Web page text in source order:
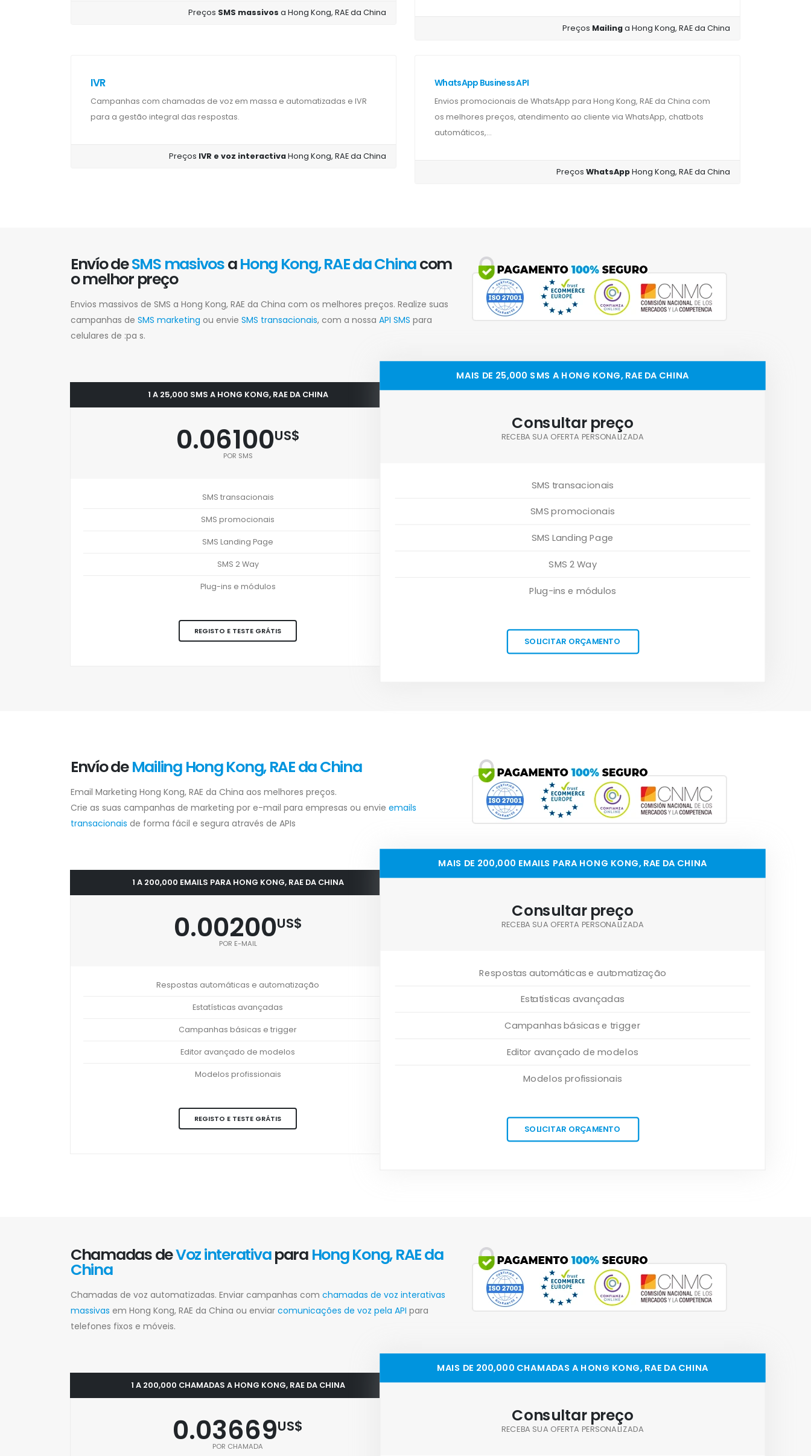
Preços SMS massivosa Hong Kong, RAE da China
Preços Mailinga Hong Kong, RAE da China
IVR
Campanhas com chamadas de voz em massa e automatizadas e IVR
para a gestão integral das respostas.
Preços IVR e voz interactivaHong Kong, RAE da China
WhatsApp Business API
Envios promocionais de WhatsApp para Hong Kong, RAE da China com
os melhores preços, atendimento ao cliente via WhatsApp, chatbots
automáticos,...
PreçosWhatsAppHong Kong, RAE da China
Envío deSMS masivosaHong Kong, RAE da Chinacom
o melhor preço
Envios massivos de SMS a Hong Kong, RAE da China com os melhores preços. Realize suas
campanhas de SMS marketing ou envie SMS transacionais, com a nossa API SMS para
celulares de :pa s.
1 A 25,000 SMS A HONG KONG, RAE DA CHINA
0.06100US$
POR SMS
SMS transacionais
SMS promocionais
SMS Landing Page
SMS 2 Way
Plug-ins e módulos
REGISTO E TESTE GRÁTIS
MAIS DE 25,000 SMS A HONG KONG, RAE DA CHINA
Consultar preço
RECEBA SUA OFERTA PERSONALIZADA
SMS transacionais
SMS promocionais
SMS Landing Page
SMS 2 Way
Plug-ins e módulos
SOLICITAR ORÇAMENTO
Envío deMailing Hong Kong, RAE da China
Email Marketing Hong Kong, RAE da China aos melhores preços.
Crie as suas campanhas de marketing por e-mail para empresas ou envie emails
transacionais de forma fácil e segura através de APIs
1 A 200,000 EMAILS PARA HONG KONG, RAE DA CHINA
0.00200US$
POR E-MAIL
Respostas automáticas e automatização
Estatísticas avançadas
Campanhas básicas e trigger
Editor avançado de modelos
Modelos profissionais
REGISTO E TESTE GRÁTIS
MAIS DE 200,000 EMAILS PARA HONG KONG, RAE DA CHINA
Consultar preço
RECEBA SUA OFERTA PERSONALIZADA
Respostas automáticas e automatização
Estatísticas avançadas
Campanhas básicas e trigger
Editor avançado de modelos
Modelos profissionais
SOLICITAR ORÇAMENTO
Chamadas deVoz interativaparaHong Kong, RAE da
China
Chamadas de voz automatizadas. Enviar campanhas com chamadas de voz interativas
massivas em Hong Kong, RAE da China ou enviar comunicações de voz pela API para
telefones fixos e móveis.
1 A 200,000 CHAMADAS A HONG KONG, RAE DA CHINA
0.03669US$
POR CHAMADA
MAIS DE 200,000 CHAMADAS A HONG KONG, RAE DA CHINA
Consultar preço
RECEBA SUA OFERTA PERSONALIZADA